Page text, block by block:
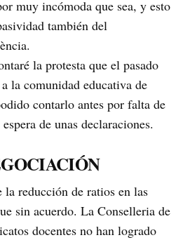
muy incómoda que sea, y esto
también del
la protesta que el pasado
la comunidad educativa de
contarlo antes por falta de
de unas declaraciones.
reducción de ratios en las
sin acuerdo. La Conselleria de
docentes no han logrado